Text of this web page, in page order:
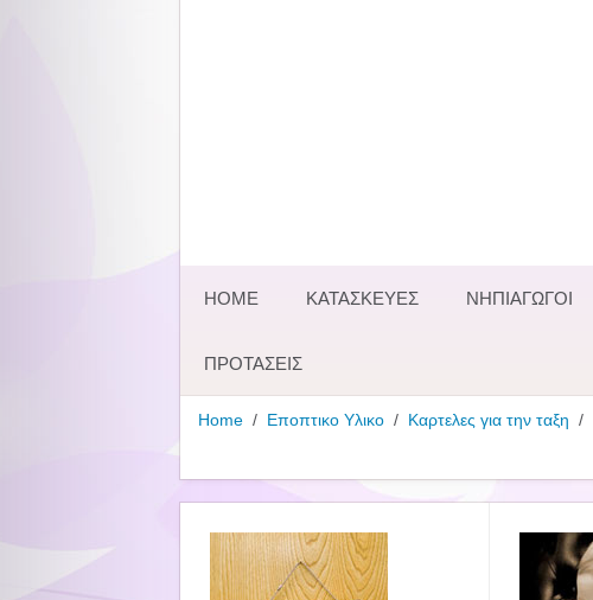
HOME ΚΑΤΑΣΚΕΥΕΣ ΝΗΠΙΑΓΩΓΟΙ
ΠΡΟΤΑΣΕΙΣ
Home Εποπτικο Υλικο Καρτελες για την ταξη